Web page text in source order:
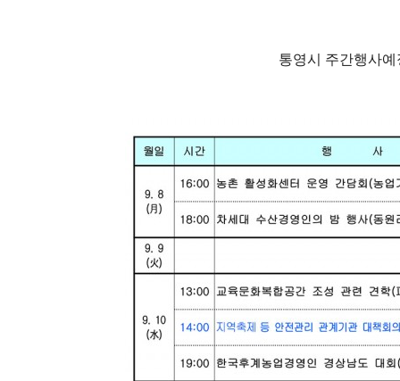
통영시 주간행사예